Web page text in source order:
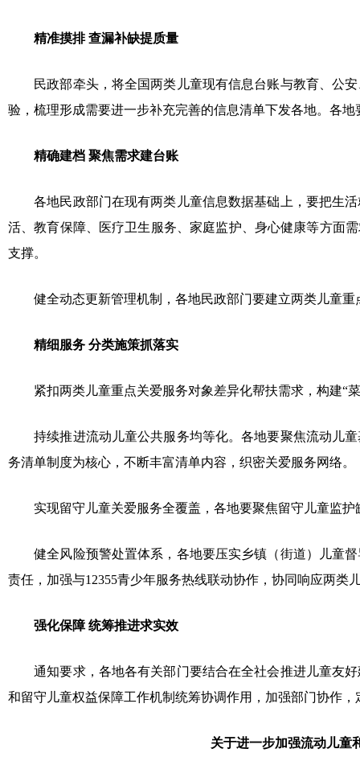
精准摸排 查漏补缺提质量
民政部牵头，将全国两类儿童现有信息台账与教育、公
验，梳理形成需要进一步补充完善的信息清单下发各地。各
精确建档 聚焦需求建台账
各地民政部门在现有两类儿童信息数据基础上，要把生
活、教育保障、医疗卫生服务、家庭监护、身心健康等方面
支撑。
健全动态更新管理机制，各地民政部门要建立两类儿童
精细服务 分类施策抓落实
紧扣两类儿童重点关爱服务对象差异化帮扶需求，构建“
持续推进流动儿童公共服务均等化。各地要聚焦流动儿
务清单制度为核心，不断丰富清单内容，织密关爱服务网络。
实现留守儿童关爱服务全覆盖，各地要聚焦留守儿童监
健全风险预警处置体系，各地要压实乡镇（街道）儿童
责任，加强与12355青少年服务热线联动协作，协同响应两类
强化保障 统筹推进求实效
通知要求，各地各有关部门要结合在全社会推进儿童友
和留守儿童权益保障工作机制统筹协调作用，加强部门协作
关于进一步加强流动儿童